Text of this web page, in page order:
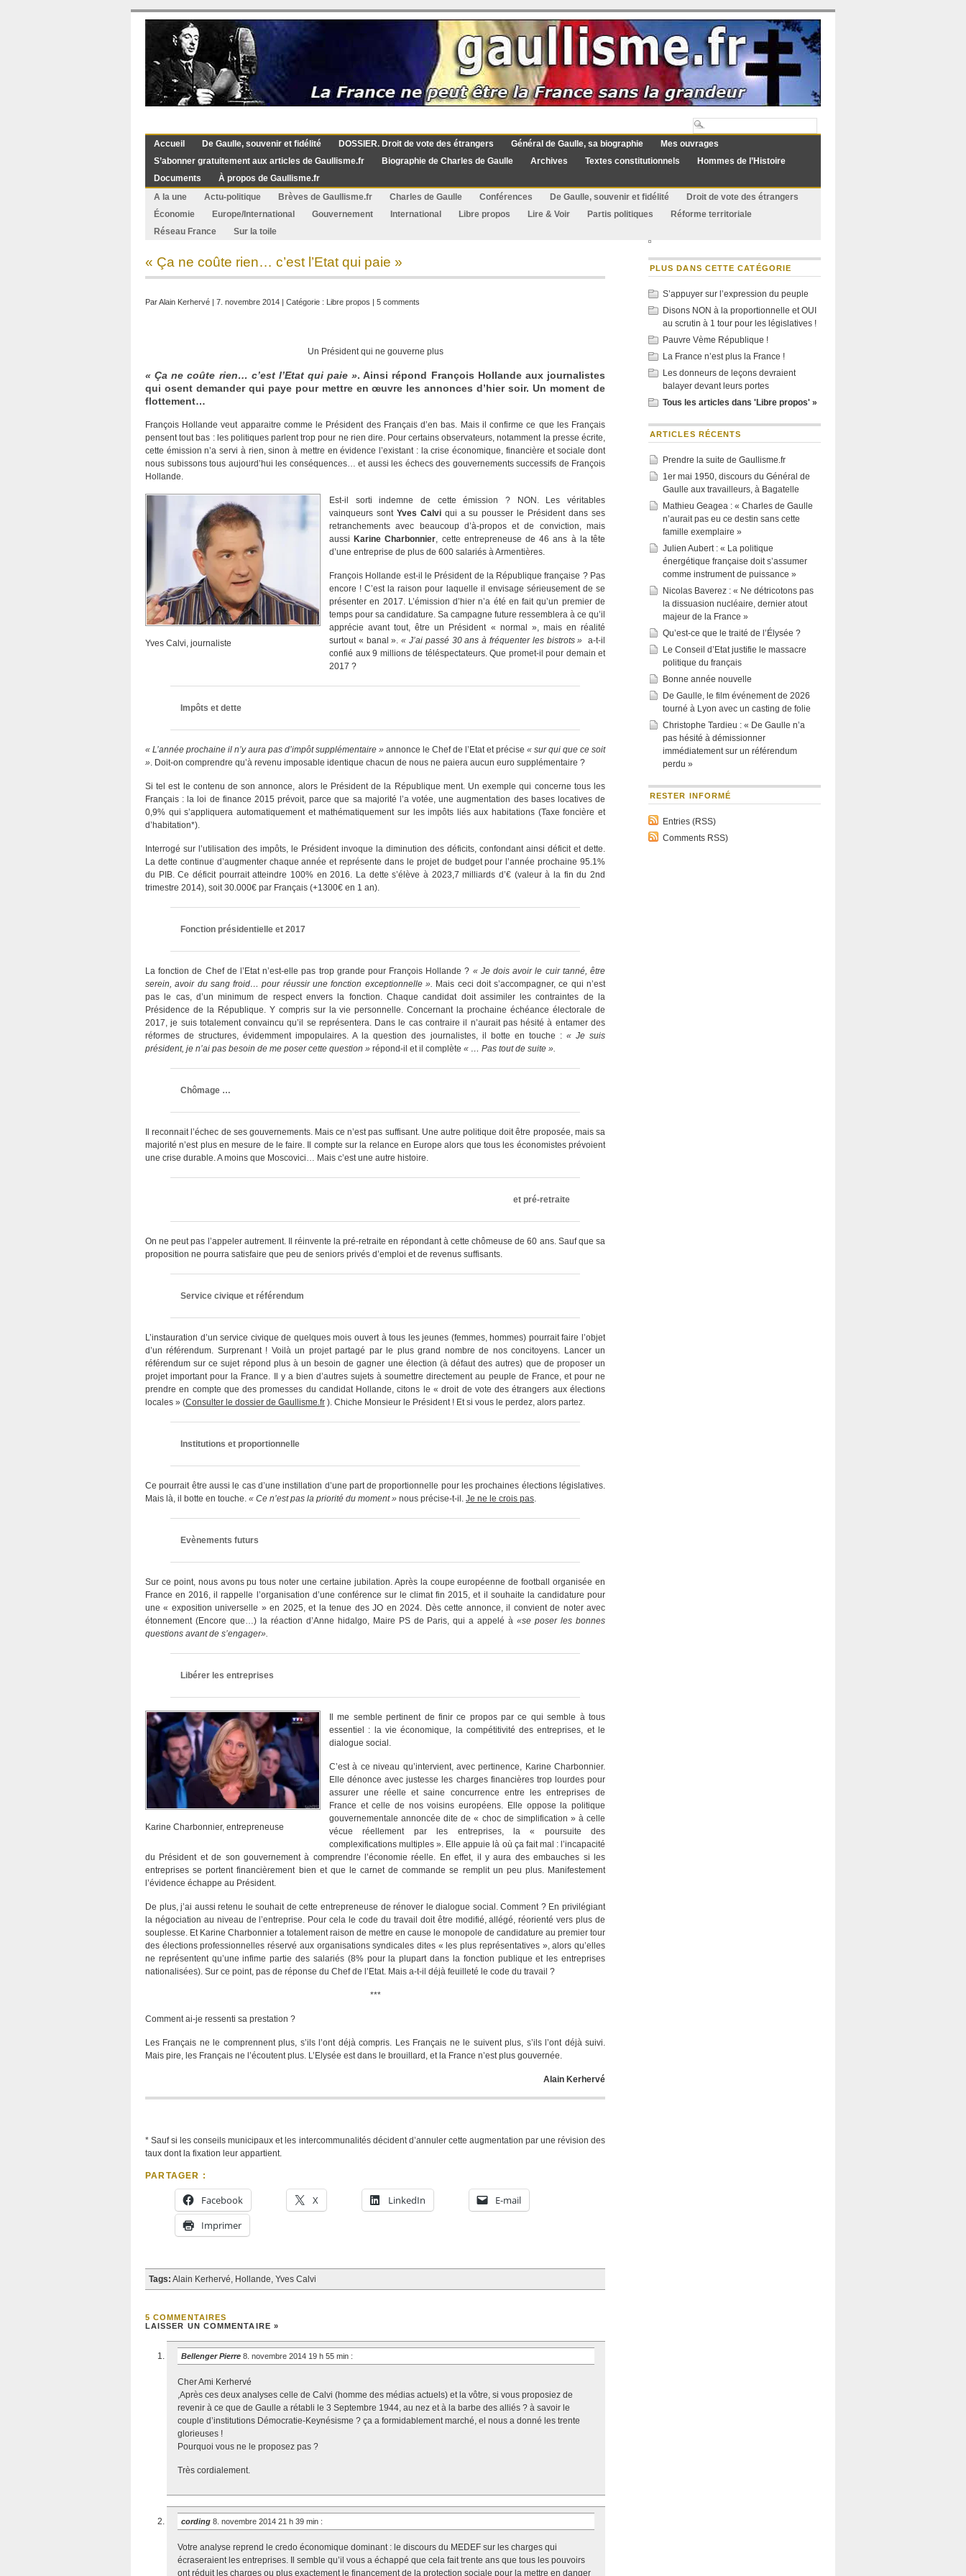
Accueil De Gaulle, souvenir et fidélité DOSSIER. Droit de vote des étrangers Général de Gaulle, sa biographie
Mes ouvrages
S’abonner gratuitement aux articles de Gaullisme.fr
Biographie de Charles de Gaulle Archives Textes constitutionnels
Hommes de l’Histoire
Documents
À propos de Gaullisme.fr
A la une
Actu-politique Brèves de Gaullisme.fr Charles de Gaulle Conférences De Gaulle, souvenir et fidélité
Droit de vote des étrangers
Économie
Europe/International Gouvernement International Libre propos Lire & Voir Partis politiques
Réforme territoriale
Réseau France
Sur la toile
« Ça ne coûte rien… c’est l’Etat qui paie »
ParAlain Kerhervé | 7. novembre 2014 | Catégorie : Libre propos | 5 comments
Un Président qui ne gouverne plus
« Ça ne coûte rien… c’est l’Etat qui paie ». Ainsi répond François Hollande aux journalistes
qui osent demander qui paye pour mettre en œuvre les annonces d’hier soir. Un moment de
flottement…
François Hollande veut apparaitre comme le Président des Français d’en bas. Mais il confirme ce que les Français
pensent tout bas : les politiques parlent trop pour ne rien dire. Pour certains observateurs, notamment la presse écrite,
cette émission n’a servi à rien, sinon à mettre en évidence l’existant : la crise économique, financière et sociale dont
nous subissons tous aujourd’hui les conséquences… et aussi les échecs des gouvernements successifs de François
Hollande.
Yves Calvi, journaliste
Est-il sorti indemne de cette émission ? NON. Les véritables
vainqueurs sont Yves Calviqui a su pousser le Président dans ses
retranchements avec beaucoup d’à-propos et de conviction, mais
aussi Karine Charbonnier, cette entrepreneuse de 46 ans à la tête
d’une entreprise de plus de 600 salariés à Armentières.
François Hollande est-il le Président de la République française ? Pas
encore ! C’est la raison pour laquelle il envisage sérieusement de se
présenter en 2017. L’émission d’hier n’a été en fait qu’un premier de
temps pour sa candidature. Sa campagne future ressemblera à ce qu’il
apprécie avant tout, être un Président « normal », mais en réalité
surtout « banal ».« J’ai passé 30 ans à fréquenter les bistrots » a-t-il
confié aux 9 millions de téléspectateurs. Que promet-il pour demain et
2017 ?
Impôts et dette
« L’année prochaine il n’y aura pas d’impôt supplémentaire » annonce le Chef de l’Etat et précise « sur qui que ce soit
». Doit-on comprendre qu’à revenu imposable identique chacun de nous ne paiera aucun euro supplémentaire ?
Si tel est le contenu de son annonce, alors le Président de la République ment. Un exemple qui concerne tous les
Français : la loi de finance 2015 prévoit, parce que sa majorité l’a votée, une augmentation des bases locatives de
0,9% qui s’appliquera automatiquement et mathématiquement sur les impôts liés aux habitations (Taxe foncière et
d’habitation*).
Interrogé sur l’utilisation des impôts, le Président invoque la diminution des déficits, confondant ainsi déficit et dette.
La dette continue d’augmenter chaque année et représente dans le projet de budget pour l’année prochaine 95.1%
du PIB. Ce déficit pourrait atteindre 100% en 2016. La dette s’élève à 2023,7 milliards d’€ (valeur à la fin du 2nd
trimestre 2014), soit 30.000€ par Français (+1300€ en 1 an).
Fonction présidentielle et 2017
La fonction de Chef de l’Etat n’est-elle pas trop grande pour François Hollande ? « Je dois avoir le cuir tanné, être
serein, avoir du sang froid… pour réussir une fonction exceptionnelle ». Mais ceci doit s’accompagner, ce qui n’est
pas le cas, d’un minimum de respect envers la fonction. Chaque candidat doit assimiler les contraintes de la
Présidence de la République. Y compris sur la vie personnelle. Concernant la prochaine échéance électorale de
2017, je suis totalement convaincu qu’il se représentera. Dans le cas contraire il n’aurait pas hésité à entamer des
réformes de structures, évidemment impopulaires. A la question des journalistes, il botte en touche : « Je suis
président, je n’ai pas besoin de me poser cette question » répond-il et il complète « … Pas tout de suite ».
Chômage …
Il reconnait l’échec de ses gouvernements. Mais ce n’est pas suffisant. Une autre politique doit être proposée, mais sa
majorité n’est plus en mesure de le faire. Il compte sur la relance en Europe alors que tous les économistes prévoient
une crise durable. A moins que Moscovici… Mais c’est une autre histoire.
et pré-retraite
On ne peut pas l’appeler autrement. Il réinvente la pré-retraite en répondant à cette chômeuse de 60 ans. Sauf que sa
proposition ne pourra satisfaire que peu de seniors privés d’emploi et de revenus suffisants.
Service civique et référendum
L’instauration d’un service civique de quelques mois ouvert à tous les jeunes (femmes, hommes) pourrait faire l’objet
d’un référendum. Surprenant ! Voilà un projet partagé par le plus grand nombre de nos concitoyens. Lancer un
référendum sur ce sujet répond plus à un besoin de gagner une élection (à défaut des autres) que de proposer un
projet important pour la France. Il y a bien d’autres sujets à soumettre directement au peuple de France, et pour ne
prendre en compte que des promesses du candidat Hollande, citons le « droit de vote des étrangers aux élections
locales » (Consulter le dossier de Gaullisme.fr ). Chiche Monsieur le Président ! Et si vous le perdez, alors partez.
Institutions et proportionnelle
Ce pourrait être aussi le cas d’une instillation d’une part de proportionnelle pour les prochaines élections législatives.
Mais là, il botte en touche. « Ce n’est pas la priorité du moment » nous précise-t-il. Je ne le crois pas.
Evènements futurs
Sur ce point, nous avons pu tous noter une certaine jubilation. Après la coupe européenne de football organisée en
France en 2016, il rappelle l’organisation d’une conférence sur le climat fin 2015, et il souhaite la candidature pour
une « exposition universelle » en 2025, et la tenue des JO en 2024. Dès cette annonce, il convient de noter avec
étonnement (Encore que…) la réaction d’Anne hidalgo, Maire PS de Paris, qui a appelé à«se poser les bonnes
questions avant de s’engager».
Libérer les entreprises
Karine Charbonnier, entrepreneuse
Il me semble pertinent de finir ce propos par ce qui semble à tous
essentiel : la vie économique, la compétitivité des entreprises, et le
dialogue social.
C’est à ce niveau qu’intervient, avec pertinence, Karine Charbonnier.
Elle dénonce avec justesse les charges financières trop lourdes pour
assurer une réelle et saine concurrence entre les entreprises de
France et celle de nos voisins européens. Elle oppose la politique
gouvernementale annoncée dite de « choc de simplification » à celle
vécue réellement par les entreprises, la « poursuite des
complexifications multiples ». Elle appuie là où ça fait mal : l’incapacité
du Président et de son gouvernement à comprendre l’économie réelle. En effet, il y aura des embauches si les
entreprises se portent financièrement bien et que le carnet de commande se remplit un peu plus. Manifestement
l’évidence échappe au Président.
De plus, j’ai aussi retenu le souhait de cette entrepreneuse de rénover le dialogue social. Comment ? En privilégiant
la négociation au niveau de l’entreprise. Pour cela le code du travail doit être modifié, allégé, réorienté vers plus de
souplesse. Et Karine Charbonnier a totalement raison de mettre en cause le monopole de candidature au premier tour
des élections professionnelles réservé aux organisations syndicales dites « les plus représentatives », alors qu’elles
ne représentent qu’une infime partie des salariés (8% pour la plupart dans la fonction publique et les entreprises
nationalisées). Sur ce point, pas de réponse du Chef de l’Etat. Mais a-t-il déjà feuilleté le code du travail ?
***
Comment ai-je ressenti sa prestation ?
Les Français ne le comprennent plus, s’ils l’ont déjà compris. Les Français ne le suivent plus, s’ils l’ont déjà suivi.
Mais pire, les Français ne l’écoutent plus. L’Elysée est dans le brouillard, et la France n’est plus gouvernée.
Alain Kerhervé
* Sauf si les conseils municipaux et les intercommunalités décident d’annuler cette augmentation par une révision des
taux dont la fixation leur appartient.
PARTAGER :
Facebook X LinkedIn
E-mail
Imprimer
Tags: Alain Kerhervé, Hollande, Yves Calvi
5 COMMENTAIRES
LAISSER UN COMMENTAIRE »
Bellenger Pierre 8. novembre 2014 19 h 55 min :
Cher Ami Kerhervé
,Après ces deux analyses celle de Calvi (homme des médias actuels) et la vôtre, si vous proposiez de
revenir à ce que de Gaulle a rétabli le 3 Septembre 1944, au nez et à la barbe des alliés ? à savoir le
couple d’institutions Démocratie-Keynésisme ? ça a formidablement marché, el nous a donné les trente
glorieuses !
Pourquoi vous ne le proposez pas ?
Très cordialement.
cording 8. novembre 2014 21 h 39 min :
Votre analyse reprend le credo économique dominant : le discours du MEDEF sur les charges qui
écraseraient les entreprises. Il semble qu’il vous a échappé que cela fait trente ans que tous les pouvoirs
ont réduit les charges ou plus exactement le financement de la protection sociale pour la mettre en danger
PLUS DANS CETTE CATÉGORIE
S’appuyer sur l’expression du peuple
Disons NON à la proportionnelle et OUI
au scrutin à 1 tour pour les législatives !
Pauvre Vème République !
La France n’est plus la France !
Les donneurs de leçons devraient
balayer devant leurs portes
Tous les articles dans 'Libre propos' »
ARTICLES RÉCENTS
Prendre la suite de Gaullisme.fr
1er mai 1950, discours du Général de
Gaulle aux travailleurs, à Bagatelle
Mathieu Geagea : « Charles de Gaulle
n’aurait pas eu ce destin sans cette
famille exemplaire »
Julien Aubert : « La politique
énergétique française doit s’assumer
comme instrument de puissance »
Nicolas Baverez : « Ne détricotons pas
la dissuasion nucléaire, dernier atout
majeur de la France »
Qu’est-ce que le traité de l’Élysée ?
Le Conseil d’Etat justifie le massacre
politique du français
Bonne année nouvelle
De Gaulle, le film événement de 2026
tourné à Lyon avec un casting de folie
Christophe Tardieu : « De Gaulle n’a
pas hésité à démissionner
immédiatement sur un référendum
perdu »
RESTER INFORMÉ
Entries (RSS)
Comments RSS)